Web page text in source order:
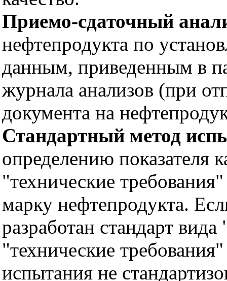
Приемо-сдаточный
нефтепродукта по
данным, приведенным в
журнала анализов (при
документа на
Стандартный метод
определению показателя
"технические
марку нефтепродукта.
разработан стандарт
"технические
испытания не